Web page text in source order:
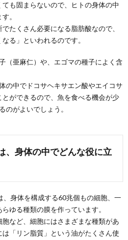
も固まらないので、ヒトの身体の中
。
たくさん必要になる脂肪酸なので、
る」といわれるのです。
（亜麻仁）や、エゴマの種子によく含
の中でドコサヘキサエン酸やエイコサ
ができるので、魚を食べる機会が少
のがよいでしょう。
、身体の中でどんな役に立
、身体を構成する60兆個もの細胞、一
ゆる種類の膜を作っています。
など、細胞にはさまざまな種類があ
「リン脂質」という油がたくさん使